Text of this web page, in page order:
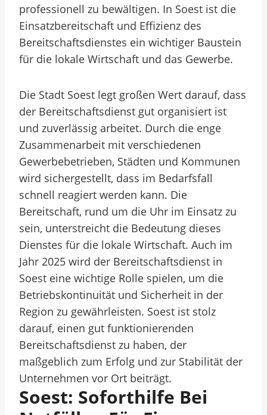
professionell zu bewältigen. In Soest ist die
Einsatzbereitschaft und Effizienz des
Bereitschaftsdienstes ein wichtiger Baustein
für die lokale Wirtschaft und das Gewerbe.
Die Stadt Soest legt großen Wert darauf, dass
der Bereitschaftsdienst gut organisiert ist
und zuverlässig arbeitet. Durch die enge
Zusammenarbeit mit verschiedenen
Gewerbebetrieben, Städten und Kommunen
wird sichergestellt, dass im Bedarfsfall
schnell reagiert werden kann. Die
Bereitschaft, rund um die Uhr im Einsatz zu
sein, unterstreicht die Bedeutung dieses
Dienstes für die lokale Wirtschaft. Auch im
Jahr 2025 wird der Bereitschaftsdienst in
Soest eine wichtige Rolle spielen, um die
Betriebskontinuität und Sicherheit in der
Region zu gewährleisten. Soest ist stolz
darauf, einen gut funktionierenden
Bereitschaftsdienst zu haben, der
maßgeblich zum Erfolg und zur Stabilität der
Unternehmen vor Ort beiträgt.
Soest: Soforthilfe Bei